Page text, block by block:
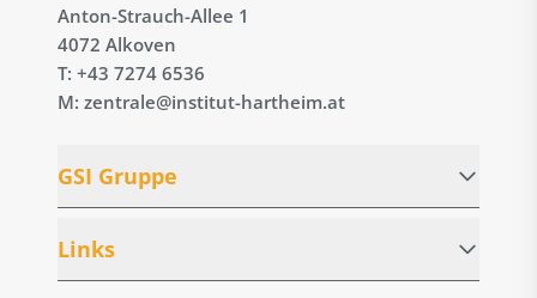
Anton-Strauch-Allee 1
4072 Alkoven
T: +43 7274 6536
M: zentrale@institut-hartheim.at
GSI Gruppe
Links